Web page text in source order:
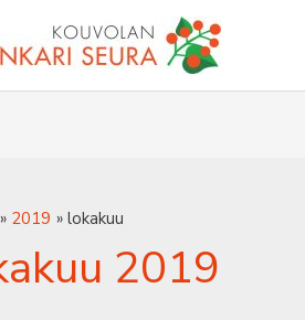
2019 lokakuu
2019